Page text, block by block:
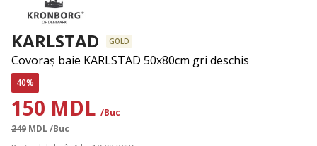
KARLSTAD GOLD
Covoraș baie KARLSTAD 50x80cm gri deschis
40%
150 MDL /Buc
249 MDL/Buc